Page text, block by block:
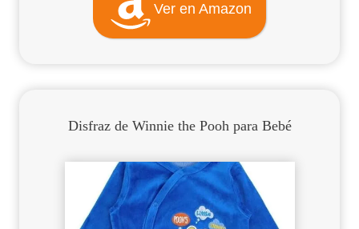
Ver en Amazon
Disfraz de Winnie the Pooh para Bebé